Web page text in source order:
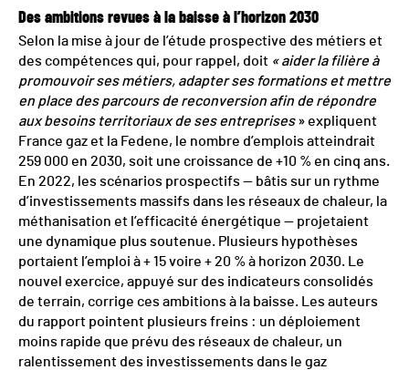
Des ambitions revues à la baisse à l’horizon 2030
Selon la mise à jour de l’étude prospective des métiers et
des compétences qui, pour rappel, doit « aider la filière à
promouvoir ses métiers, adapter ses formations et mettre
en place des parcours de reconversion afin de répondre
aux besoins territoriaux de ses entreprises» expliquent
France gaz et la Fedene, le nombre d’emplois atteindrait
259 000 en 2030, soit une croissance de +10 % en cinq ans.
En 2022, les scénarios prospectifs — bâtis sur un rythme
d’investissements massifs dans les réseaux de chaleur, la
méthanisation et l’efficacité énergétique — projetaient
une dynamique plus soutenue. Plusieurs hypothèses
portaient l’emploi à + 15 voire + 20 % à horizon 2030. Le
nouvel exercice, appuyé sur des indicateurs consolidés
de terrain, corrige ces ambitions à la baisse. Les auteurs
du rapport pointent plusieurs freins : un déploiement
moins rapide que prévu des réseaux de chaleur, un
ralentissement des investissements dans le gaz